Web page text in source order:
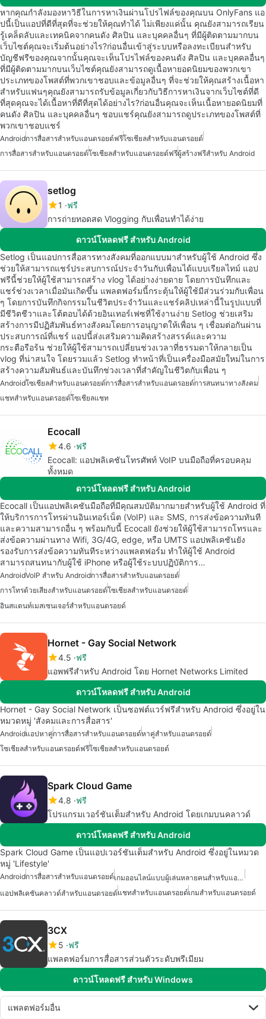
หากคุณกำลังมองหาวิธีในการหาเงินผ่านโปรไฟล์ของคุณบน OnlyFans แอ
ปนี้เป็นแอปที่ดีที่สุดที่จะช่วยให้คุณทำได้ ไม่เพียงแค่นั้น คุณยังสามารถเรียน
รู้เคล็ดลับและเทคนิคจากคนดัง ศิลปิน และบุคคลอื่นๆ ที่มีผู้ติดตามมากบน
เว็บไซต์คุณจะเริ่มต้นอย่างไร?ก่อนอื่นเข้าสู่ระบบหรือลงทะเบียนสำหรับ
บัญชีฟรีของคุณจากนั้นคุณจะเห็นโปรไฟล์ของคนดัง ศิลปิน และบุคคลอื่นๆ
ที่มีผู้ติดตามมากบนเว็บไซต์คุณยังสามารถดูเนื้อหายอดนิยมของพวกเขา
ประเภทของโพสต์ที่พวกเขาชอบและข้อมูลอื่นๆ ที่จะช่วยให้คุณสร้างเนื้อหา
สำหรับแฟนๆคุณยังสามารถรับข้อมูลเกี่ยวกับวิธีการหาเงินจากเว็บไซต์ที่ดี
ที่สุดคุณจะได้เนื้อหาที่ดีที่สุดได้อย่างไร?ก่อนอื่นคุณจะเห็นเนื้อหายอดนิยมที่
คนดัง ศิลปิน และบุคคลอื่นๆ ชอบแชร์คุณยังสามารถดูประเภทของโพสต์ที่
พวกเขาชอบแชร์
Androidการสื่อสารสำหรับแอนดรอยด์ฟรีโซเชียลสำหรับแอนดรอยด์
การสื่อสารสำหรับแอนดรอยด์โซเชียลสำหรับแอนดรอยด์ฟรีผู้สร้างฟรีสำหรับ Android
setlog
1
ฟรี
การถ่ายทอดสด Vlogging กับเพื่อนทำได้ง่าย
ดาวน์โหลดฟรี สำหรับ Android
Setlog เป็นแอปการสื่อสารทางสังคมที่ออกแบบมาสำหรับผู้ใช้ Android ซึ่ง
ช่วยให้สามารถแชร์ประสบการณ์ประจำวันกับเพื่อนได้แบบเรียลไทม์ แอป
ฟรีนี้ช่วยให้ผู้ใช้สามารถสร้าง vlog ได้อย่างง่ายดาย โดยการบันทึกและ
แชร์ช่วงเวลาเมื่อมันเกิดขึ้น แพลตฟอร์มนี้กระตุ้นให้ผู้ใช้มีส่วนร่วมกับเพื่อน
ๆ โดยการบันทึกกิจกรรมในชีวิตประจำวันและแชร์คลิปเหล่านี้ในรูปแบบที่
มีชีวิตชีวาและโต้ตอบได้ด้วยอินเทอร์เฟซที่ใช้งานง่าย Setlog ช่วยเสริม
สร้างการมีปฏิสัมพันธ์ทางสังคมโดยการอนุญาตให้เพื่อน ๆ เชื่อมต่อกันผ่าน
ประสบการณ์ที่แชร์ แอปนี้ส่งเสริมความคิดสร้างสรรค์และความ
กระตือรือร้น ช่วยให้ผู้ใช้สามารถเปลี่ยนช่วงเวลาที่ธรรมดาให้กลายเป็น
vlog ที่น่าสนใจ โดยรวมแล้ว Setlog ทำหน้าที่เป็นเครื่องมือสมัยใหม่ในการ
สร้างความสัมพันธ์และบันทึกช่วงเวลาที่สำคัญในชีวิตกับเพื่อน ๆ
Androidโซเชียลสำหรับแอนดรอยด์การสื่อสารสำหรับแอนดรอยด์การสนทนาทางสังคม
แชทสำหรับแอนดรอยด์โซเชียลแชท
Ecocall
4.6 ฟรี
Ecocall: แอปพลิเคชันโทรศัพท์ VoIP บนมือถือที่ครอบคลุม
ทั้งหมด
ดาวน์โหลดฟรี สำหรับ Android
Ecocall เป็นแอปพลิเคชันมือถือที่มีคุณสมบัติมากมายสำหรับผู้ใช้ Android ที่
ให้บริการการโทรผ่านอินเทอร์เน็ต (VoIP) และ SMS, การส่งข้อความทันที
และความสามารถอื่น ๆ พร้อมกับนี้ Ecocall ยังช่วยให้ผู้ใช้สามารถโทรและ
ส่งข้อความผ่านทาง Wifi, 3G/4G, edge, หรือ UMTS แอปพลิเคชันยัง
รองรับการส่งข้อความทันทีระหว่างแพลตฟอร์ม ทำให้ผู้ใช้ Android
สามารถสนทนากับผู้ใช้ iPhone หรือผู้ใช้ระบบปฏิบัติการ…
AndroidVoIP สำหรับ Androidการสื่อสารสำหรับแอนดรอยด์
การโทรด้วยเสียงสำหรับแอนดรอยด์โซเชียลสำหรับแอนดรอยด์
อินสแตนท์เมสเซนเจอร์สำหรับแอนดรอยด์
Hornet - Gay Social Network
4.5 ฟรี
แอพฟรีสำหรับ Android โดย Hornet Networks Limited
ดาวน์โหลดฟรี สำหรับ Android
Hornet - Gay Social Network เป็นซอฟต์แวร์ฟรีสำหรับ Android ซึ่งอยู่ใน
หมวดหมู่ 'สังคมและการสื่อสาร'
Androidแอปหาคู่การสื่อสารสำหรับแอนดรอยด์หาคู่สำหรับแอนดรอยด์
โซเชียลสำหรับแอนดรอยด์ฟรีโซเชียลสำหรับแอนดรอยด์
Spark Cloud Game
4.8 ฟรี
โปรแกรมเวอร์ชันเต็มสำหรับ Android โดยเกมบนคลาวด์
ดาวน์โหลดฟรี สำหรับ Android
Spark Cloud Game เป็นแอปเวอร์ชันเต็มสำหรับ Android ซึ่งอยู่ในหมวด
หมู่ 'Lifestyle'
Androidการสื่อสารสำหรับแอนดรอยด์
เกมออนไลน์แบบผู้เล่นหลายคนสำหรับแอนดรอยด์
แอปพลิเคชันคลาวด์สำหรับแอนดรอยด์แชทสำหรับแอนดรอยด์เกมสำหรับแอนดรอยด์
3CX
5 ฟรี
แพลตฟอร์มการสื่อสารส่วนตัวระดับพรีเมียม
ดาวน์โหลดฟรี สำหรับ Windows
แพลตฟอร์มอื่น